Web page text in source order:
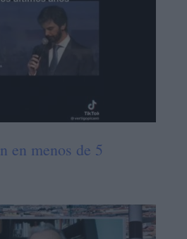
en menos de 5